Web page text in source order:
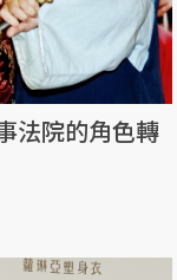
法院的角色轉